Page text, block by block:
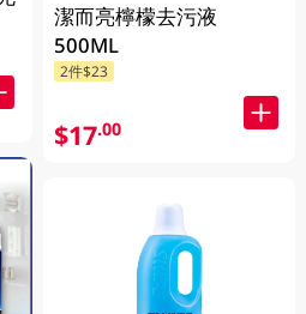
潔而亮檸檬去污液
500ML
2件$23
$17.00